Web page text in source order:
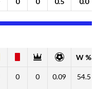
W %
0 0 0.09 54.5